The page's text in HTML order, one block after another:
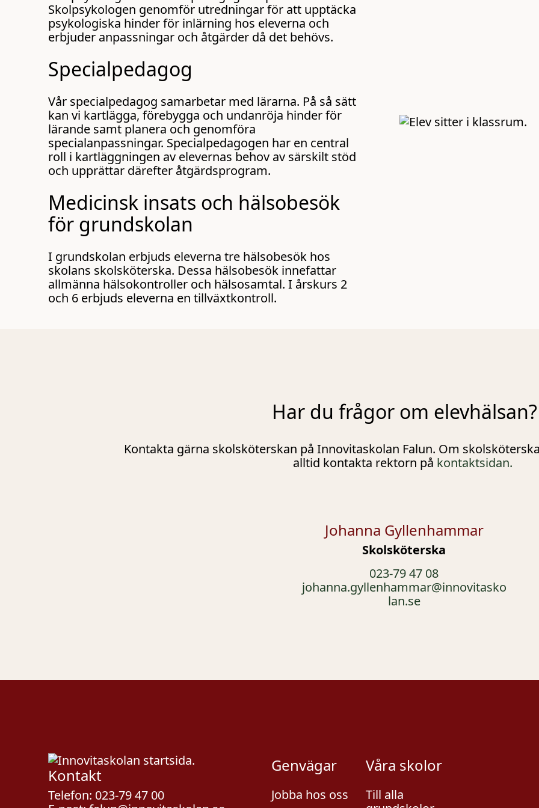
Skolpsykologen genomför utredningar för att upptäcka
psykologiska hinder för inlärning hos eleverna och
erbjuder anpassningar och åtgärder då det behövs.
Specialpedagog
Vår specialpedagog samarbetar med lärarna. På så sätt
kan vi kartlägga, förebygga och undanröja hinder för
lärande samt planera och genomföra
specialanpassningar. Specialpedagogen har en central
roll i kartläggningen av elevernas behov av särskilt stöd
och upprättar därefter åtgärdsprogram.
Medicinsk insats och hälsobesök
för grundskolan
I grundskolan erbjuds eleverna tre hälsobesök hos
skolans skolsköterska. Dessa hälsobesök innefattar
allmänna hälsokontroller och hälsosamtal. I årskurs 2
och 6 erbjuds eleverna en tillväxtkontroll.
Har du frågor om elevhälsan?
Kontakta gärna skolsköterskan på Innovitaskolan Falun. Om
alltid kontakta rektorn på kontaktsidan.
Johanna Gyllenhammar
Skolsköterska
023-79 47 08
johanna.gyllenhammar@innovitasko
lan.se
Kontakt
Telefon: 023-79 47 00
Genvägar
Jobba hos oss
Våra skolor
Till alla